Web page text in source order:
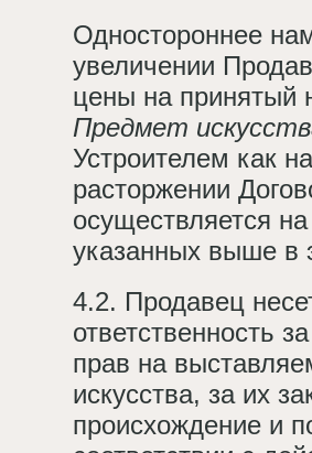
Одностороннее
увеличении
цены на принятый
Предмет
Устроителем как
расторжении
осуществляется
указанных выше в
4.2. Продавец
ответственность
прав на
искусства, за их
происхождение и